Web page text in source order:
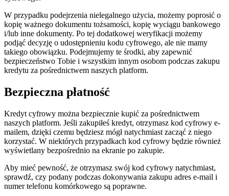
W przypadku podejrzenia nielegalnego użycia, możemy poprosić o
kopię ważnego dokumentu tożsamości, kopię wyciągu bankowego
i/lub inne dokumenty. Po tej dodatkowej weryfikacji możemy
podjąć decyzję o udostępnieniu kodu cyfrowego, ale nie mamy
takiego obowiązku. Podejmujemy te środki, aby zapewnić
bezpieczeństwo Tobie i wszystkim innym osobom podczas zakupu
kredytu za pośrednictwem naszych platform.
Bezpieczna płatność
Kredyt cyfrowy można bezpiecznie kupić za pośrednictwem
naszych platform. Jeśli zakupiłeś kredyt, otrzymasz kod cyfrowy e-
mailem, dzięki czemu będziesz mógł natychmiast zacząć z niego
korzystać. W niektórych przypadkach kod cyfrowy będzie również
wyświetlany bezpośrednio na ekranie po zakupie.
Aby mieć pewność, że otrzymasz swój kod cyfrowy natychmiast,
sprawdź, czy podany podczas dokonywania zakupu adres e-mail i
numer telefonu komórkowego są poprawne.